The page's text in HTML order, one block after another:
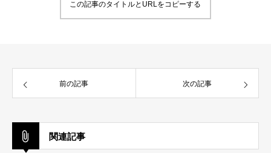
この記事のタイトルとURLをコピーする
前の記事 次の記事
関連記事